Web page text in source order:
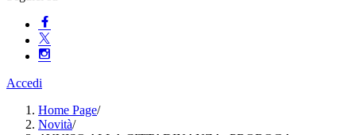
Accedi
Home Page/
Novità/